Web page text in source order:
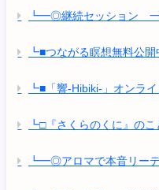
┗━◎継続セッション 一
┗■つながる瞑想無料公開
┗■「響-Hibiki-」オンラ
┗□『さくらのくに』のこ
┗━◎アロマで本音リー